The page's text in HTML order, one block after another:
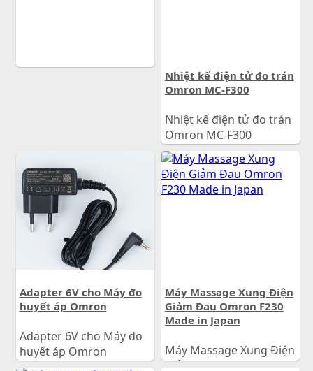
Nhiệt kế điện tử đo trán
Omron MC-F300
Nhiệt kế điện tử đo trán
Omron MC-F300
Giá:950.000đ
Adapter 6V cho Máy đo
huyết áp Omron
Adapter 6V cho Máy đo
huyết áp Omron
Máy Massage Xung Điện
Giảm Đau Omron F230
Made in Japan
Máy Massage Xung Điện
Giảm Đau Omron F230